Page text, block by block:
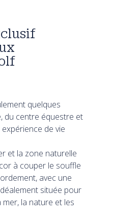
quelques
du centre équestre et
de vie
et la zone naturelle
à couper le souffle
avec une
située pour
la nature et les